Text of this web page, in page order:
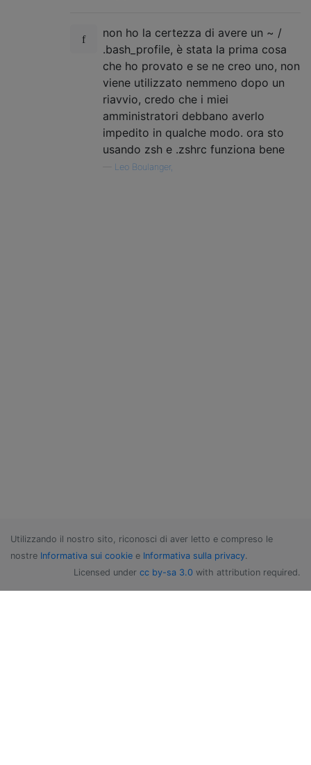
non ho la certezza di avere un ~ /
.bash_profile, è stata la prima cosa
che ho provato e se ne creo uno, non
viene utilizzato nemmeno dopo un
riavvio, credo che i miei
amministratori debbano averlo
impedito in qualche modo. ora sto
usando zsh e .zshrc funziona bene
Leo Boulanger,
Utilizzando il nostro sito, riconosci di aver letto e compreso le
nostre Informativa sui cookie e Informativa sulla privacy.
Licensed under cc by-sa 3.0 with attribution required.